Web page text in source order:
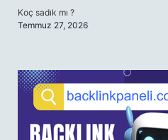
Koç sadık mı ?
Temmuz 27, 2026